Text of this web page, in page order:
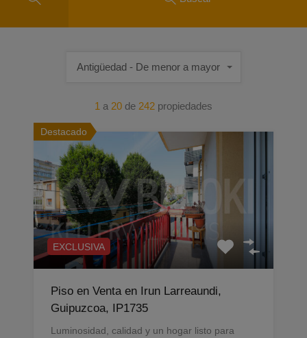
1 a 20 de 242 propiedades
Antigüedad - De menor a mayor
Destacado
EXCLUSIVA
Piso en Venta en Irun Larreaundi,
Guipuzcoa, IP1735
Luminosidad, calidad y un hogar listo para